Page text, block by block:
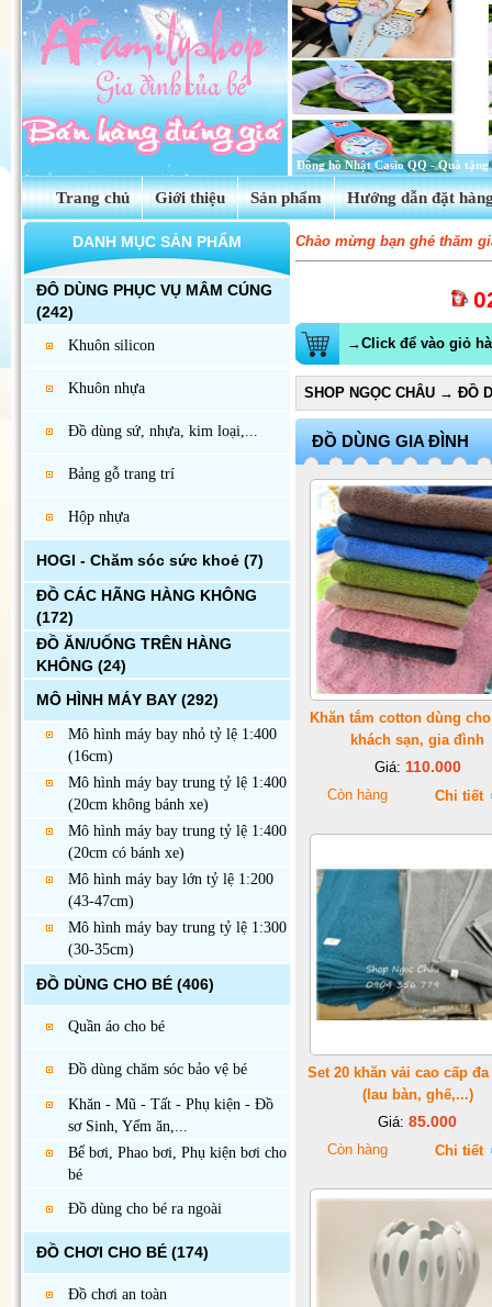
Tinh dầu hoa anh thảo Evening
Trang chủ Giới thiệu Sản phẩm Hướng dẫn đặt
DANH MỤC SẢN PHẨM
ĐÔ DÙNG PHỤC VỤ MÂM CÚNG
(242)
Khuôn silicon
Khuôn nhựa
Đồ dùng sứ, nhựa, kim loại,...
Bảng gỗ trang trí
Hộp nhựa
HOGI - Chăm sóc sức khoẻ (7)
ĐỒ CÁC HÃNG HÀNG KHÔNG
(172)
ĐỒ ĂN/UỐNG TRÊN HÀNG
KHÔNG (24)
MÔ HÌNH MÁY BAY (292)
Mô hình máy bay nhỏ tỷ lệ 1:400
(16cm)
Mô hình máy bay trung tỷ lệ 1:400
(20cm không bánh xe)
Mô hình máy bay trung tỷ lệ 1:400
(20cm có bánh xe)
Mô hình máy bay lớn tỷ lệ 1:200
(43-47cm)
Mô hình máy bay trung tỷ lệ 1:300
(30-35cm)
ĐỒ DÙNG CHO BÉ (406)
Quần áo cho bé
Đồ dùng chăm sóc bảo vệ bé
Khăn - Mũ - Tất - Phụ kiện - Đồ
sơ Sinh, Yếm ăn,...
Bể bơi, Phao bơi, Phụ kiện bơi cho
bé
Đồ dùng cho bé ra ngoài
ĐỒ CHƠI CHO BÉ (174)
Đồ chơi an toàn
Chào mừng bạn ghé thăm
→Click để vào giỏ
SHOP NGỌC CHÂU → ĐỒ
ĐỒ DÙNG GIA ĐÌNH
Khăn tắm cotton dùng
khách sạn, gia đình
Giá: 110.000
Còn hàng Chi tiết
Set 20 khăn vải cao cấp
(lau bàn, ghế,...)
Giá: 85.000
Còn hàng Chi tiết